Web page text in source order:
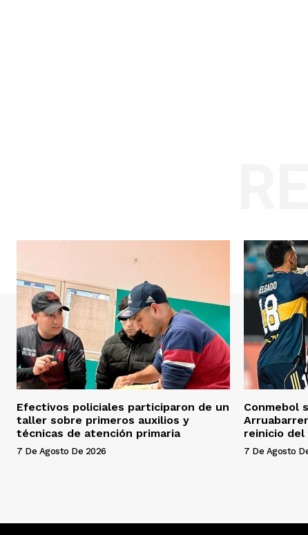
Efectivos policiales participaron de un
taller sobre primeros auxilios y
técnicas de atención primaria
7 De Agosto De 2026
Conmebol
reinicio del
7 De Agosto